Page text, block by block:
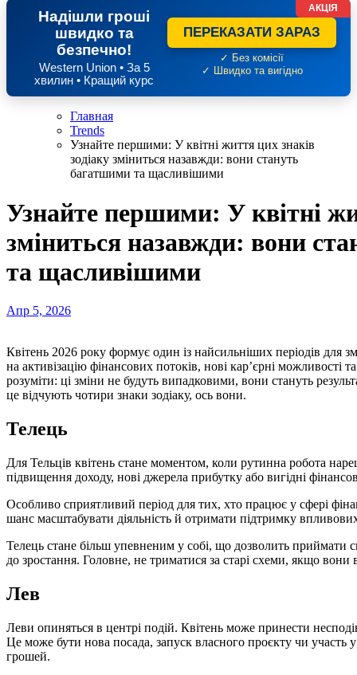
Надішли гроші
швидко та
безпечно!
Western Union • За 5
хвилин • Кращий курс
ПЕРЕКАЗАТИ ЗАРАЗ
✓ Без комісії
✓ Швидко та вигідно
АКЦІЯ
Главная
Trends
Узнайте першими: У квітні життя цих знаків
зодіаку зміниться назавжди: вони стануть
багатшими та щасливішими
Узнайте першими: У квітні
зміниться назавжди: вони
та щасливішими
Апр 5, 2026
Квітень 2026 року формує один із найсильніших періодів для змін і проривів. Астрологічні тенденції вказують
на активізацію фінансових потоків, нові кар’єрні можливості
розуміти: ці зміни не будуть випадковими, вони стануть
це відчують чотири знаки зодіаку, ось вони.
Телець
Для Тельців квітень стане моментом, коли рутинна робота
підвищення доходу, нові джерела прибутку або вигідні
Особливо сприятливий період для тих, хто працює у сфері
шанс масштабувати діяльність й отримати підтримку
Телець стане більш упевненим у собі, що дозволить приймати
до зростання. Головне, не триматися за старі схеми, якщо вони
Лев
Леви опиняться в центрі подій. Квітень може принести
Це може бути нова посада, запуск власного проєкту чи участь
грошей.